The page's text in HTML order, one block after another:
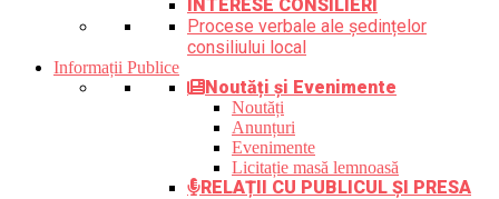
INTERESE CONSILIERI
Procese verbale ale ședințelor
consiliului local
Informații Publice
Noutăți și Evenimente
Noutăți
Anunțuri
Evenimente
Licitație masă lemnoasă
RELAȚII CU PUBLICUL ȘI PRESA